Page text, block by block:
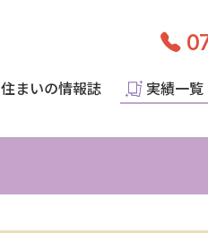
住まいの情報誌 実績一覧